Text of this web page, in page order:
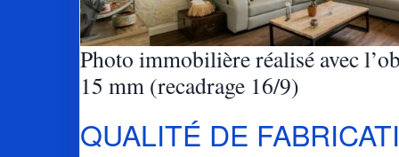
Photo immobilière réalisé avec
15 mm (recadrage 16/9)
QUALITÉ DE